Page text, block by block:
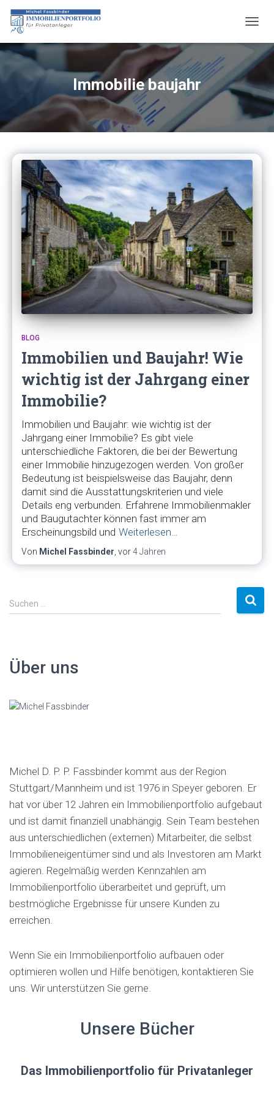
Immobilie baujahr
BLOG
Immobilien und Baujahr! Wie
wichtig ist der Jahrgang einer
Immobilie?
Immobilien und Baujahr: wie wichtig ist der
Jahrgang einer Immobilie? Es gibt viele
unterschiedliche Faktoren, die bei der Bewertung
einer Immobilie hinzugezogen werden. Von großer
Bedeutung ist beispielsweise das Baujahr, denn
damit sind die Ausstattungskriterien und viele
Details eng verbunden. Erfahrene Immobilienmakler
und Baugutachter können fast immer am
Erscheinungsbild und Weiterlesen…
Von Michel Fassbinder , vor4 Jahren
S
u
h
Suchen …
Über uns
Michel D. P. P. Fassbinder kommt aus der Region
Stuttgart/Mannheim und ist 1976 in Speyer geboren. Er
hat vor über 12 Jahren ein Immobilienportfolio aufgebaut
und ist damit finanziell unabhängig. Sein Team bestehen
aus unterschiedlichen (externen) Mitarbeiter, die selbst
Immobilieneigentümer sind und als Investoren am Markt
agieren. Regelmäßig werden Kennzahlen am
Immobilienportfolio überarbeitet und geprüft, um
bestmögliche Ergebnisse für unsere Kunden zu
erreichen.
Wenn Sie ein Immobilienportfolio aufbauen oder
optimieren wollen und Hilfe benötigen, kontaktieren Sie
uns. Wir unterstützen Sie gerne.
Unsere Bücher
Das Immobilienportfolio für Privatanleger